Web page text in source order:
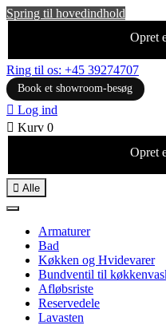
Spring til hovedindhold
Opret
Ring til os: +45 39274707
Book et showroom-besøg
 Log ind
 Kurv 0
Opret
 Alle
Armaturer
Bad
Køkken og Hvidevarer
Bundventil til
Afløbsriste
Reservedele
Lavasten